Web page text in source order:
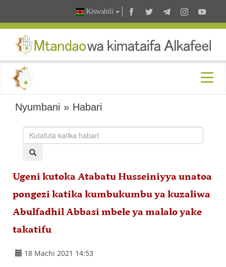
Kiswahili
Nyumbani » Habari
Ugeni kutoka Atabatu Husseiniyya unatoa
pongezi katika kumbukumbu ya kuzaliwa
Abulfadhil Abbasi mbele ya malalo yake
takatifu
18 Machi 2021 14:53